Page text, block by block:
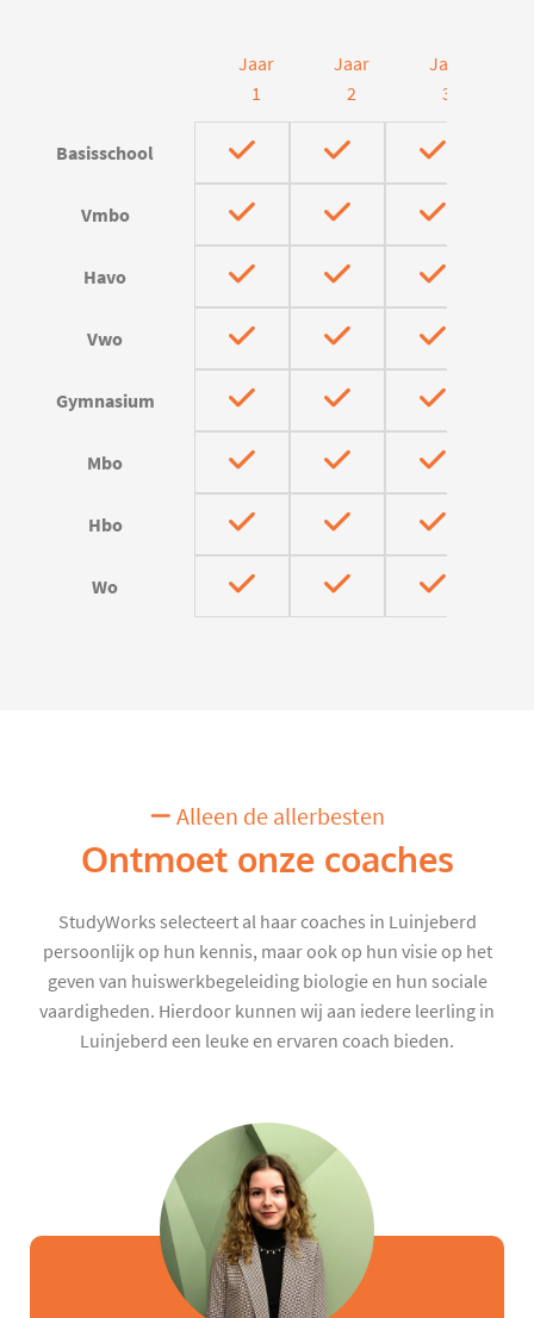
Jaar
1
Jaar
2
Jaar
3
Basisschool
Vmbo
Havo
Vwo
Gymnasium
Mbo
Hbo
Wo
Alleen de allerbesten
Ontmoet onze coaches
StudyWorks selecteert al haar coaches in Luinjeberd
persoonlijk op hun kennis, maar ook op hun visie op het
geven van huiswerkbegeleiding biologie en hun sociale
vaardigheden. Hierdoor kunnen wij aan iedere leerling in
Luinjeberd een leuke en ervaren coach bieden.